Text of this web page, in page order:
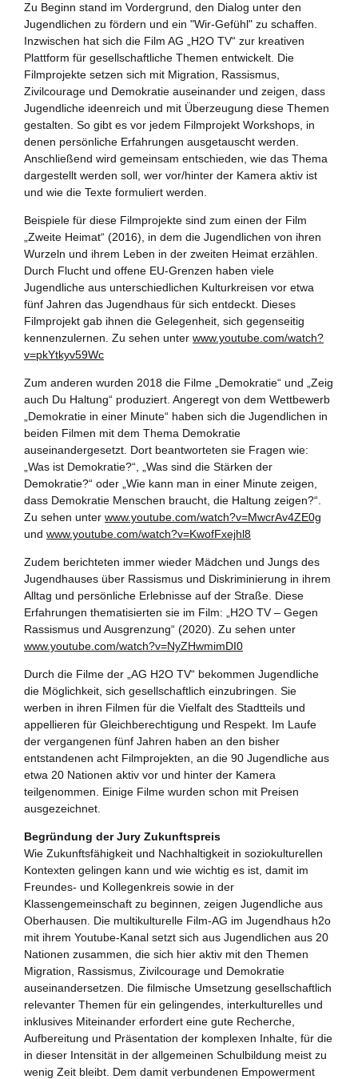
Aktuelles
Mitmachen ?
Zu Beginn stand im Vordergrund, den Dialog unter den
Jugendlichen zu fördern und ein "Wir-Gefühl" zu schaffen.
Inzwischen hat sich die Film AG „H2O TV“ zur kreativen
Plattform für gesellschaftliche Themen entwickelt. Die
Filmprojekte setzen sich mit Migration, Rassismus,
Zivilcourage und Demokratie auseinander und zeigen, dass
Jugendliche ideenreich und mit Überzeugung diese Themen
gestalten. So gibt es vor jedem Filmprojekt Workshops, in
denen persönliche Erfahrungen ausgetauscht werden.
Anschließend wird gemeinsam entschieden, wie das Thema
dargestellt werden soll, wer vor/hinter der Kamera aktiv ist
und wie die Texte formuliert werden.
Beispiele für diese Filmprojekte sind zum einen der Film
„Zweite Heimat“ (2016), in dem die Jugendlichen von ihren
Wurzeln und ihrem Leben in der zweiten Heimat erzählen.
Durch Flucht und offene EU-Grenzen haben viele
Jugendliche aus unterschiedlichen Kulturkreisen vor etwa
fünf Jahren das Jugendhaus für sich entdeckt. Dieses
Filmprojekt gab ihnen die Gelegenheit, sich gegenseitig
kennenzulernen. Zu sehen unter www.youtube.com/watch?
v=pkYtkyv59Wc
Zum anderen wurden 2018 die Filme „Demokratie“ und „Zeig
auch Du Haltung“ produziert. Angeregt von dem Wettbewerb
„Demokratie in einer Minute“ haben sich die Jugendlichen in
beiden Filmen mit dem Thema Demokratie
auseinandergesetzt. Dort beantworteten sie Fragen wie:
„Was ist Demokratie?“, „Was sind die Stärken der
Demokratie?“ oder „Wie kann man in einer Minute zeigen,
dass Demokratie Menschen braucht, die Haltung zeigen?“.
Zu sehen unter www.youtube.com/watch?v=MwcrAv4ZE0g
und www.youtube.com/watch?v=KwofFxejhl8
Zudem berichteten immer wieder Mädchen und Jungs des
Jugendhauses über Rassismus und Diskriminierung in ihrem
Alltag und persönliche Erlebnisse auf der Straße. Diese
Erfahrungen thematisierten sie im Film: „H2O TV – Gegen
Rassismus und Ausgrenzung“ (2020). Zu sehen unter
www.youtube.com/watch?v=NyZHwmimDI0
Durch die Filme der „AG H2O TV“ bekommen Jugendliche
die Möglichkeit, sich gesellschaftlich einzubringen. Sie
werben in ihren Filmen für die Vielfalt des Stadtteils und
appellieren für Gleichberechtigung und Respekt. Im Laufe
der vergangenen fünf Jahren haben an den bisher
entstandenen acht Filmprojekten, an die 90 Jugendliche aus
etwa 20 Nationen aktiv vor und hinter der Kamera
teilgenommen. Einige Filme wurden schon mit Preisen
ausgezeichnet.
Begründung der Jury Zukunftspreis
Wie Zukunftsfähigkeit und Nachhaltigkeit in soziokulturellen
Kontexten gelingen kann und wie wichtig es ist, damit im
Freundes- und Kollegenkreis sowie in der
Klassengemeinschaft zu beginnen, zeigen Jugendliche aus
Oberhausen. Die multikulturelle Film-AG im Jugendhaus h2o
mit ihrem Youtube-Kanal setzt sich aus Jugendlichen aus 20
Nationen zusammen, die sich hier aktiv mit den Themen
Migration, Rassismus, Zivilcourage und Demokratie
auseinandersetzen. Die filmische Umsetzung gesellschaftlich
relevanter Themen für ein gelingendes, interkulturelles und
inklusives Miteinander erfordert eine gute Recherche,
Aufbereitung und Präsentation der komplexen Inhalte, für die
in dieser Intensität in der allgemeinen Schulbildung meist zu
wenig Zeit bleibt. Dem damit verbundenen Empowerment